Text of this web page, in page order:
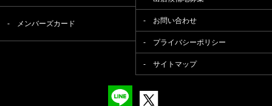
メンバーズカード お問い合わせ
プライバシーポリシー
サイトマップ